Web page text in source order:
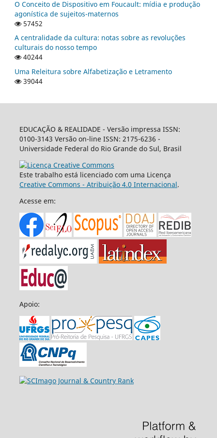
O Conceito de Dispositivo em Foucault: mídia e produção
agonística de sujeitos-maternos
57452
A centralidade da cultura: notas sobre as revoluções
culturais do nosso tempo
40244
Uma Releitura sobre Alfabetização e Letramento
39044
EDUCAÇÃO & REALIDADE - Versão impressa ISSN:
0100-3143 Versão on-line ISSN: 2175-6236 -
Universidade Federal do Rio Grande do Sul, Brasil
Este trabalho está licenciado com uma Licença
Creative Commons - Atribuição 4.0 Internacional.
Acesse em:
Apoio: